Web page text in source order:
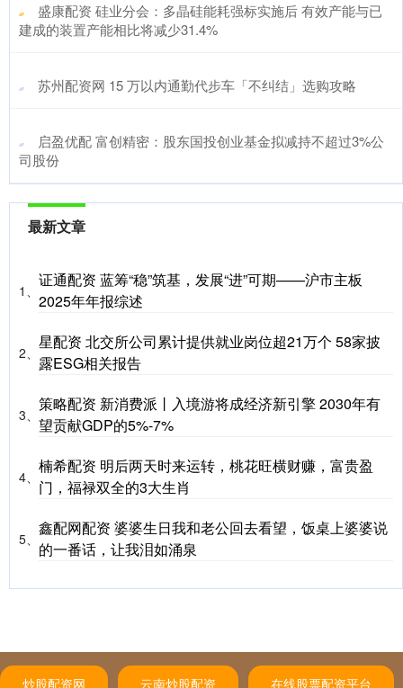
​盛康配资 硅业分会：多晶硅能耗强标实施后 有效产能与已
建成的装置产能相比将减少31.4%
​苏州配资网 15 万以内通勤代步车「不纠结」选购攻略
​启盈优配 富创精密：股东国投创业基金拟减持不超过3%公
司股份
最新文章
1、
证通配资 蓝筹“稳”筑基，发展“进”可期——沪市主板
2025年年报综述
2、
星配资 北交所公司累计提供就业岗位超21万个 58家披
露ESG相关报告
3、
策略配资 新消费派丨入境游将成经济新引擎 2030年有
望贡献GDP的5%-7%
4、
楠希配资 明后两天时来运转，桃花旺横财赚，富贵盈
门，福禄双全的3大生肖
5、
鑫配网配资 婆婆生日我和老公回去看望，饭桌上婆婆说
的一番话，让我泪如涌泉
炒股配资网 云南炒股配资 在线股票配资平台